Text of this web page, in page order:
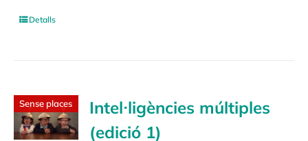
Detalls
Sense places
Intel·ligències múltiples
(edició 1)